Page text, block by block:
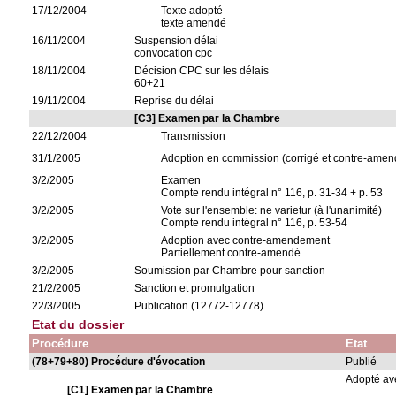
17/12/2004
Texte adopté
texte amendé
16/11/2004
Suspension délai
convocation cpc
18/11/2004
Décision CPC sur les délais
60+21
19/11/2004
Reprise du délai
[C3] Examen par la Chambre
22/12/2004
Transmission
31/1/2005
Adoption en commission (corrigé et contre-
3/2/2005
Examen
Compte rendu intégral n° 116, p. 31-34 + p. 53
3/2/2005
Vote sur l'ensemble: ne varietur (à l'unanimité)
Compte rendu intégral n° 116, p. 53-54
3/2/2005
Adoption avec contre-amendement
Partiellement contre-amendé
3/2/2005
Soumission par Chambre pour sanction
21/2/2005
Sanction et promulgation
22/3/2005
Publication (12772-12778)
Etat du dossier
Procédure Etat
(78+79+80) Procédure d'évocation Publié
[C1] Examen par la Chambre
Adopté